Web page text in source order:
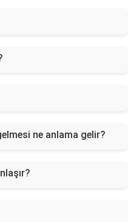
ne anlama gelir?